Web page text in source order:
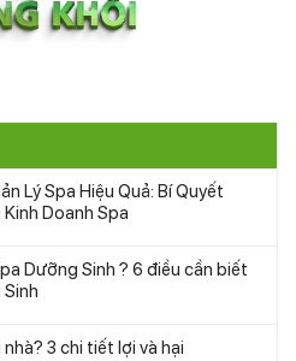
Lý Spa Hiệu Quả: Bí Quyết
Doanh Spa
Dưỡng Sinh ? 6 điều cần biết
3 chi tiết lợi và hại